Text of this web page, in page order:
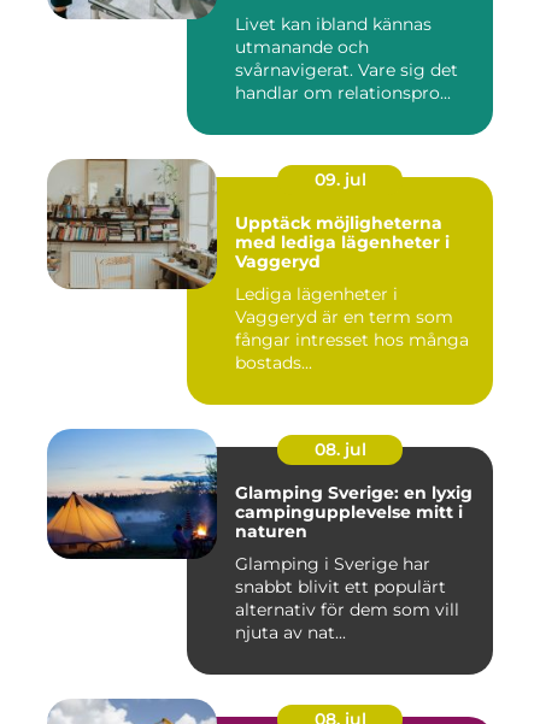
Livet kan ibland kännas
utmanande och
svårnavigerat. Vare sig det
handlar om relationspro...
09. jul
Upptäck möjligheterna
med lediga lägenheter i
Vaggeryd
Lediga lägenheter i
Vaggeryd är en term som
fångar intresset hos många
bostads...
08. jul
Glamping Sverige: en lyxig
campingupplevelse mitt i
naturen
Glamping i Sverige har
snabbt blivit ett populärt
alternativ för dem som vill
njuta av nat...
08. jul